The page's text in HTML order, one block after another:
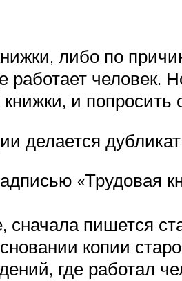
либо по
человек.
и попросить
делается
«Трудовая
пишется
копии
где работал